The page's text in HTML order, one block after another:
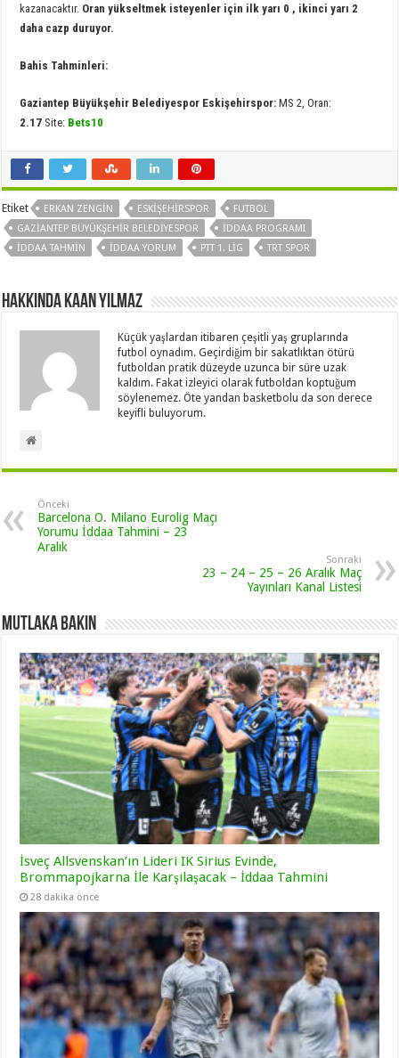
kazanacaktır. Oran yükseltmek isteyenler için ilk yarı 0 , ikinci yarı 2
daha cazp duruyor.
Bahis Tahminleri:
Gaziantep Büyükşehir Belediyespor Eskişehirspor: MS 2, Oran:
2.17 Site: Bets10
Etiket ERKAN ZENGIN ESKIŞEHIRSPOR
FUTBOL
GAZIANTEP BÜYÜKŞEHIR BELEDIYESPOR
IDDAA PROGRAMI
IDDAA TAHMIN
IDDAA YORUM PTT 1. LIG TRT SPOR
Hakkında Kaan Yılmaz
Küçük yaşlardan itibaren çeşitli yaş gruplarında
futbol oynadım. Geçirdiğim bir sakatlıktan ötürü
futboldan pratik düzeyde uzunca bir süre uzak
kaldım. Fakat izleyici olarak futboldan koptuğum
söylenemez. Öte yandan basketbolu da son derece
keyifli buluyorum.
Önceki
Barcelona O. Milano Eurolig Maçı
Yorumu İddaa Tahmini – 23
Aralık
Sonraki
23 – 24 – 25 – 26 Aralık Maç
Yayınları Kanal Listesi
Mutlaka Bakın
İsveç Allsvenskan’ın Lideri IK Sirius Evinde,
Brommapojkarna İle Karşılaşacak – İddaa Tahmini
28 dakika önce